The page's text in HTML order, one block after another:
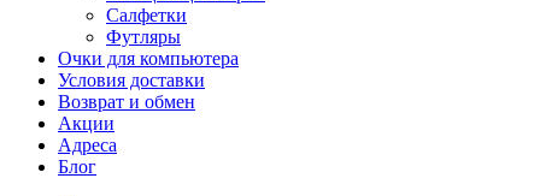
Салфетки
Футляры
Очки для компьютера
Условия доставки
Возврат и обмен
Акции
Адреса
Блог